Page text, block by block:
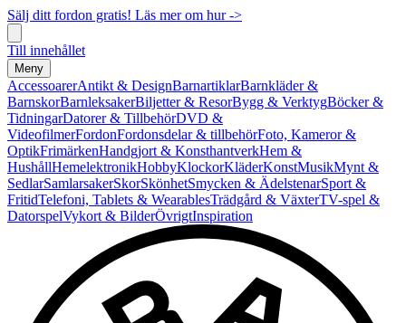
Sälj ditt fordon gratis! Läs mer om hur ->
Till innehållet
Meny
AccessoarerAntikt & DesignBarnartiklarBarnkläder &
BarnskorBarnleksakerBiljetter & ResorBygg & VerktygBöcker &
TidningarDatorer & TillbehörDVD &
VideofilmerFordonFordonsdelar & tillbehörFoto, Kameror &
OptikFrimärkenHandgjort & KonsthantverkHem &
HushållHemelektronikHobbyKlockorKläderKonstMusikMynt &
SedlarSamlarsakerSkorSkönhetSmycken & ÄdelstenarSport &
FritidTelefoni, Tablets & WearablesTrädgård & VäxterTV-spel &
DatorspelVykort & BilderÖvrigtInspiration